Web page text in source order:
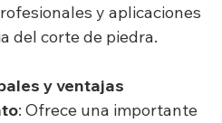
y aplicaciones
del corte de piedra.
y ventajas
: Ofrece una importante